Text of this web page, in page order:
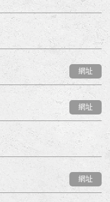
網址
網址
網址